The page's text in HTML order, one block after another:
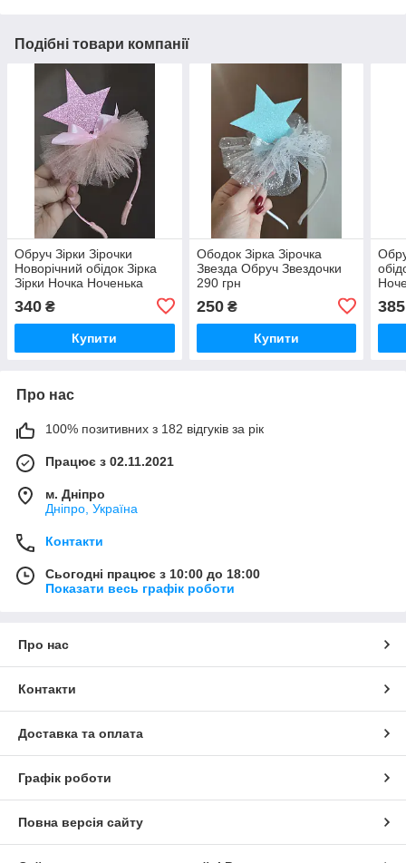
Подібні товари компанії
Обруч Зірки Зірочки
Новорічний обідок Зірка
Зірки Ночка Ноченька
Звездочки Звезда
340 ₴
Купити
Ободок Зірка Зірочка
Звезда Обруч Звездочки
290 грн
250₴
Купити
385
Про нас
100% позитивних з 182 відгуків за рік
Працює з 02.11.2021
м. Дніпро
Дніпро, Україна
Контакти
Сьогодні працює з 10:00 до 18:00
Показати весь графік роботи
Про нас
Контакти
Доставка та оплата
Графік роботи
Повна версія сайту